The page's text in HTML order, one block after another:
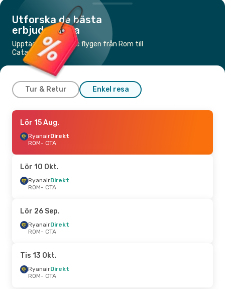
Utforska de bästa
erbjudandena
Upptäck de billigaste flygen från Rom till
Catania
Tur & Retur Enkel resa
Fre 25 Sep.
RyanairDirekt
ROM- CTA
CTA- ROM
Lör 5 Sep.- Sön 6 Sep.
RyanairDirekt
CTA- ROM
RyanairDirekt
ROM - CTA
AeroitaliaDirekt
CTA- ROM
Lör 15 Aug.
RyanairDirekt
ROM- CTA
Lör 10 Okt.
RyanairDirekt
ROM- CTA
Lör 26 Sep.
RyanairDirekt
ROM- CTA
Tis 13 Okt.
RyanairDirekt
ROM- CTA